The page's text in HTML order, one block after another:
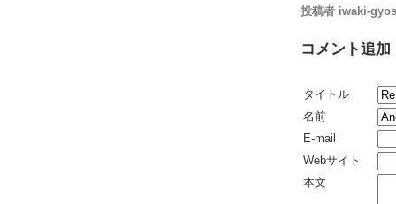
投稿者 iwaki-
コメント追加
タイトル
名前
E-mail
Webサイト
本文